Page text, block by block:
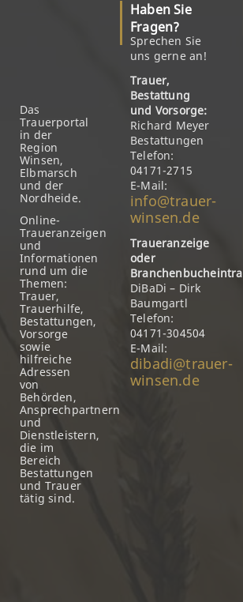
Das
Trauerportal
in der
Region
Winsen,
Elbmarsch
und der
Nordheide.
Online-
Traueranzeigen
und
Informationen
rund um die
Themen:
Trauer,
Trauerhilfe,
Bestattungen,
Vorsorge
sowie
hilfreiche
Adressen
von
Behörden,
Ansprechpartnern
und
Dienstleistern,
die im
Bereich
Bestattungen
und Trauer
tätig sind.
Haben Sie
Fragen?
Sprechen Sie
uns gerne an!
Trauer,
Bestattung
und Vorsorge:
Richard Meyer
Bestattungen
Telefon:
04171-2715
E-Mail:
info@trauer-
winsen.de
Traueranzeige
oder
DiBaDi – Dirk
Baumgartl
Telefon:
04171-304504
E-Mail:
dibadi@trauer-
winsen.de